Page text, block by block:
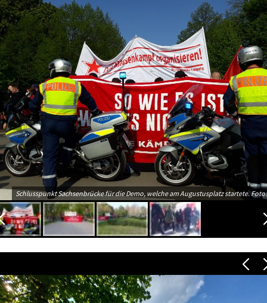
Schlusspunkt Sachsenbrücke für die Demo, welche am Augustusplatz startete.